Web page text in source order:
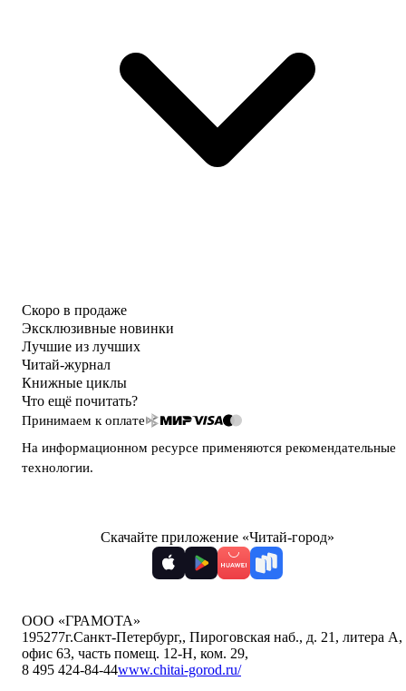
Скоро в продаже
Эксклюзивные новинки
Лучшие из лучших
Читай-журнал
Книжные циклы
Что ещё почитать?
Принимаем к оплате
На информационном ресурсе применяются рекомендательные
технологии.
Скачайте приложение «Читай-город»
ООО «ГРАМОТА»
195277г.Санкт-Петербург,, Пироговская наб., д. 21, литера А,
офис 63, часть помещ. 12-Н, ком. 29,
8 495 424-84-44www.chitai-gorod.ru/